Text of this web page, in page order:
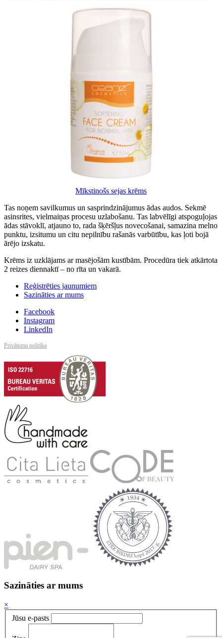
Mīkstinošs sejas krēms
Tas noņem savilkumus un sasprindzinājumus ādas audos. Sekmē
asinsrites, vielmaiņas procesu uzlabošanu. Tas labvēlīgi atspoguļojas
ādas stāvoklī, atjauno to, rada šķēršļus novecošanai, samazina melno
punktu, izsitumu un citu nepilnību rašanās varbūtību, kas ļoti bojā
ārējo izskatu.
Krēms iz uzklājams ar masējošām kustībām. Procedūra tiek atkārtota
2 reizes diennaktī – no rīta un vakarā.
Reģistrēties jaunumiem
Sazināties ar mums
Facebook
Instagram
LinkedIn
Privātuma politika
Sazināties ar mums
×
Jūsu e-pasts